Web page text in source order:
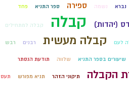
נברא נשמה ספירה ספר התניא פחד
(יהדות) קבלה קבלה למתחילים
לעם קבלה מעשית רבנים רבש
שיעורים בספר התניא שלווה תודעת הנסתר
הקבלה תיקוני הזהר תניא מפורש תעס